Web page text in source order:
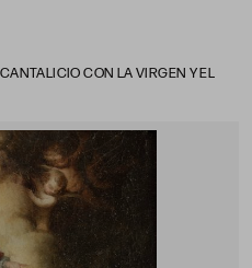
CON LA VIRGEN Y EL